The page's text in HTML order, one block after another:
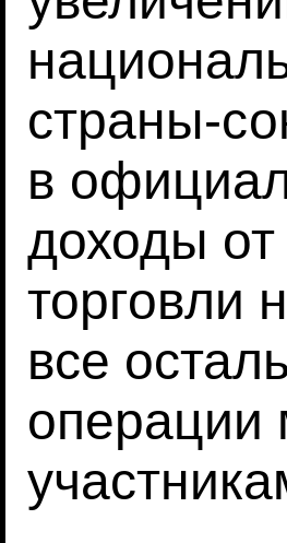
страны-
в
доходы от
торговли
все